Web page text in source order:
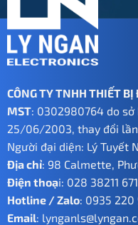
CÔNG TY TNHH THIẾT BỊ
MST: 0302980764 do sở
25/06/2003, thay đổi
Người đại diện: Lý Tuyết
Địa chỉ: 98 Calmette,
Điện thoại: 028 38211 671
Hotline / Zalo: 0935 220
Email: